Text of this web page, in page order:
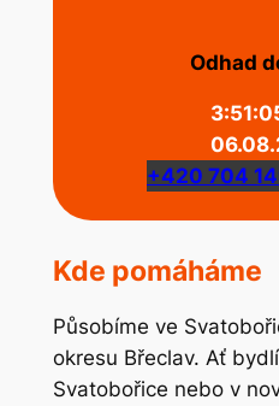
Odhad
+420 704
Kde pomáháme
Působíme ve
okresu Břeclav. Ať
Svatobořice nebo v